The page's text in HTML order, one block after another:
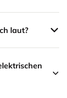
laut?